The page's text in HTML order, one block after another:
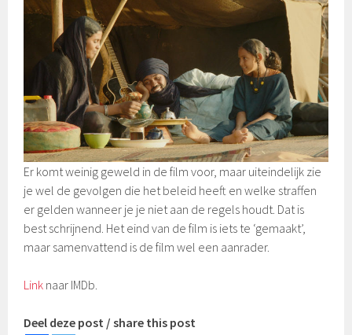
Er komt weinig geweld in de film voor, maar uiteindelijk zie
je wel de gevolgen die het beleid heeft en welke straffen
er gelden wanneer je je niet aan de regels houdt. Dat is
best schrijnend. Het eind van de film is iets te ‘gemaakt’,
maar samenvattend is de film wel een aanrader.
Link naar IMDb.
Deel deze post / share this post